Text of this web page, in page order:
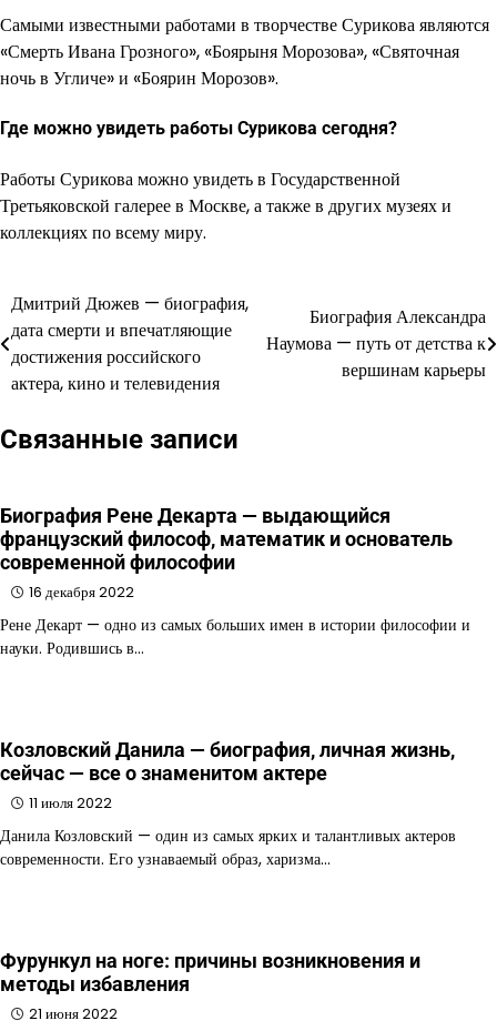
Самыми известными работами в творчестве Сурикова являются
«Смерть Ивана Грозного», «Боярыня Морозова», «Святочная
ночь в Угличе» и «Боярин Морозов».
Где можно увидеть работы Сурикова сегодня?
Работы Сурикова можно увидеть в Государственной
Третьяковской галерее в Москве, а также в других музеях и
коллекциях по всему миру.
Навигация
по
записям
Дмитрий Дюжев — биография,
дата смерти и впечатляющие
достижения российского
актера, кино и телевидения
Биография Александра
Наумова — путь от детства к
вершинам карьеры
Связанные записи
Биография Рене Декарта — выдающийся
французский философ, математик и основатель
современной философии
16 декабря 2022
Рене Декарт — одно из самых больших имен в истории философии и
науки. Родившись в…
Козловский Данила — биография, личная жизнь,
сейчас — все о знаменитом актере
11 июля 2022
Данила Козловский — один из самых ярких и талантливых актеров
современности. Его узнаваемый образ, харизма…
Фурункул на ноге: причины возникновения и
методы избавления
21 июня 2022